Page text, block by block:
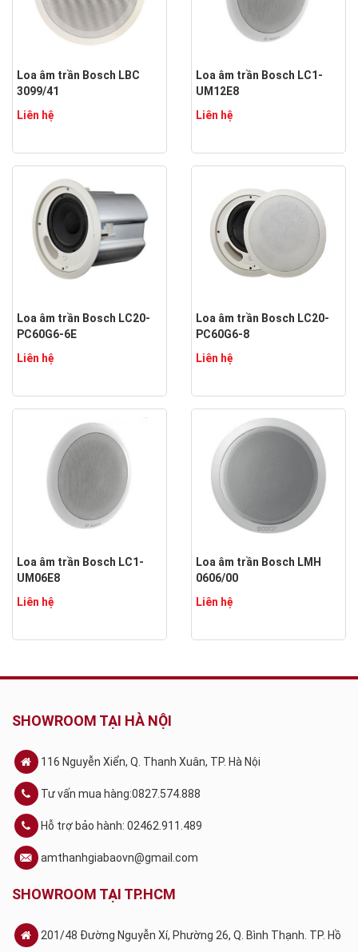
Loa âm trần Bosch LBC
3099/41
Liên hệ
Loa âm trần Bosch LC1-
UM12E8
Liên hệ
Loa âm trần Bosch LC20-
PC60G6-6E
Liên hệ
Loa âm trần Bosch LC20-
PC60G6-8
Liên hệ
Loa âm trần Bosch LC1-
UM06E8
Liên hệ
Loa âm trần Bosch LMH
0606/00
Liên hệ
SHOWROOM TẠI HÀ NỘI
116 Nguyễn Xiển, Q. Thanh Xuân, TP. Hà Nội
Tư vấn mua hàng:0827.574.888
Hỗ trợ bảo hành: 02462.911.489
amthanhgiabaovn@gmail.com
SHOWROOM TẠI TP.HCM
201/48 Đường Nguyễn Xí, Phường 26, Q. Bình Thạnh. TP. Hồ